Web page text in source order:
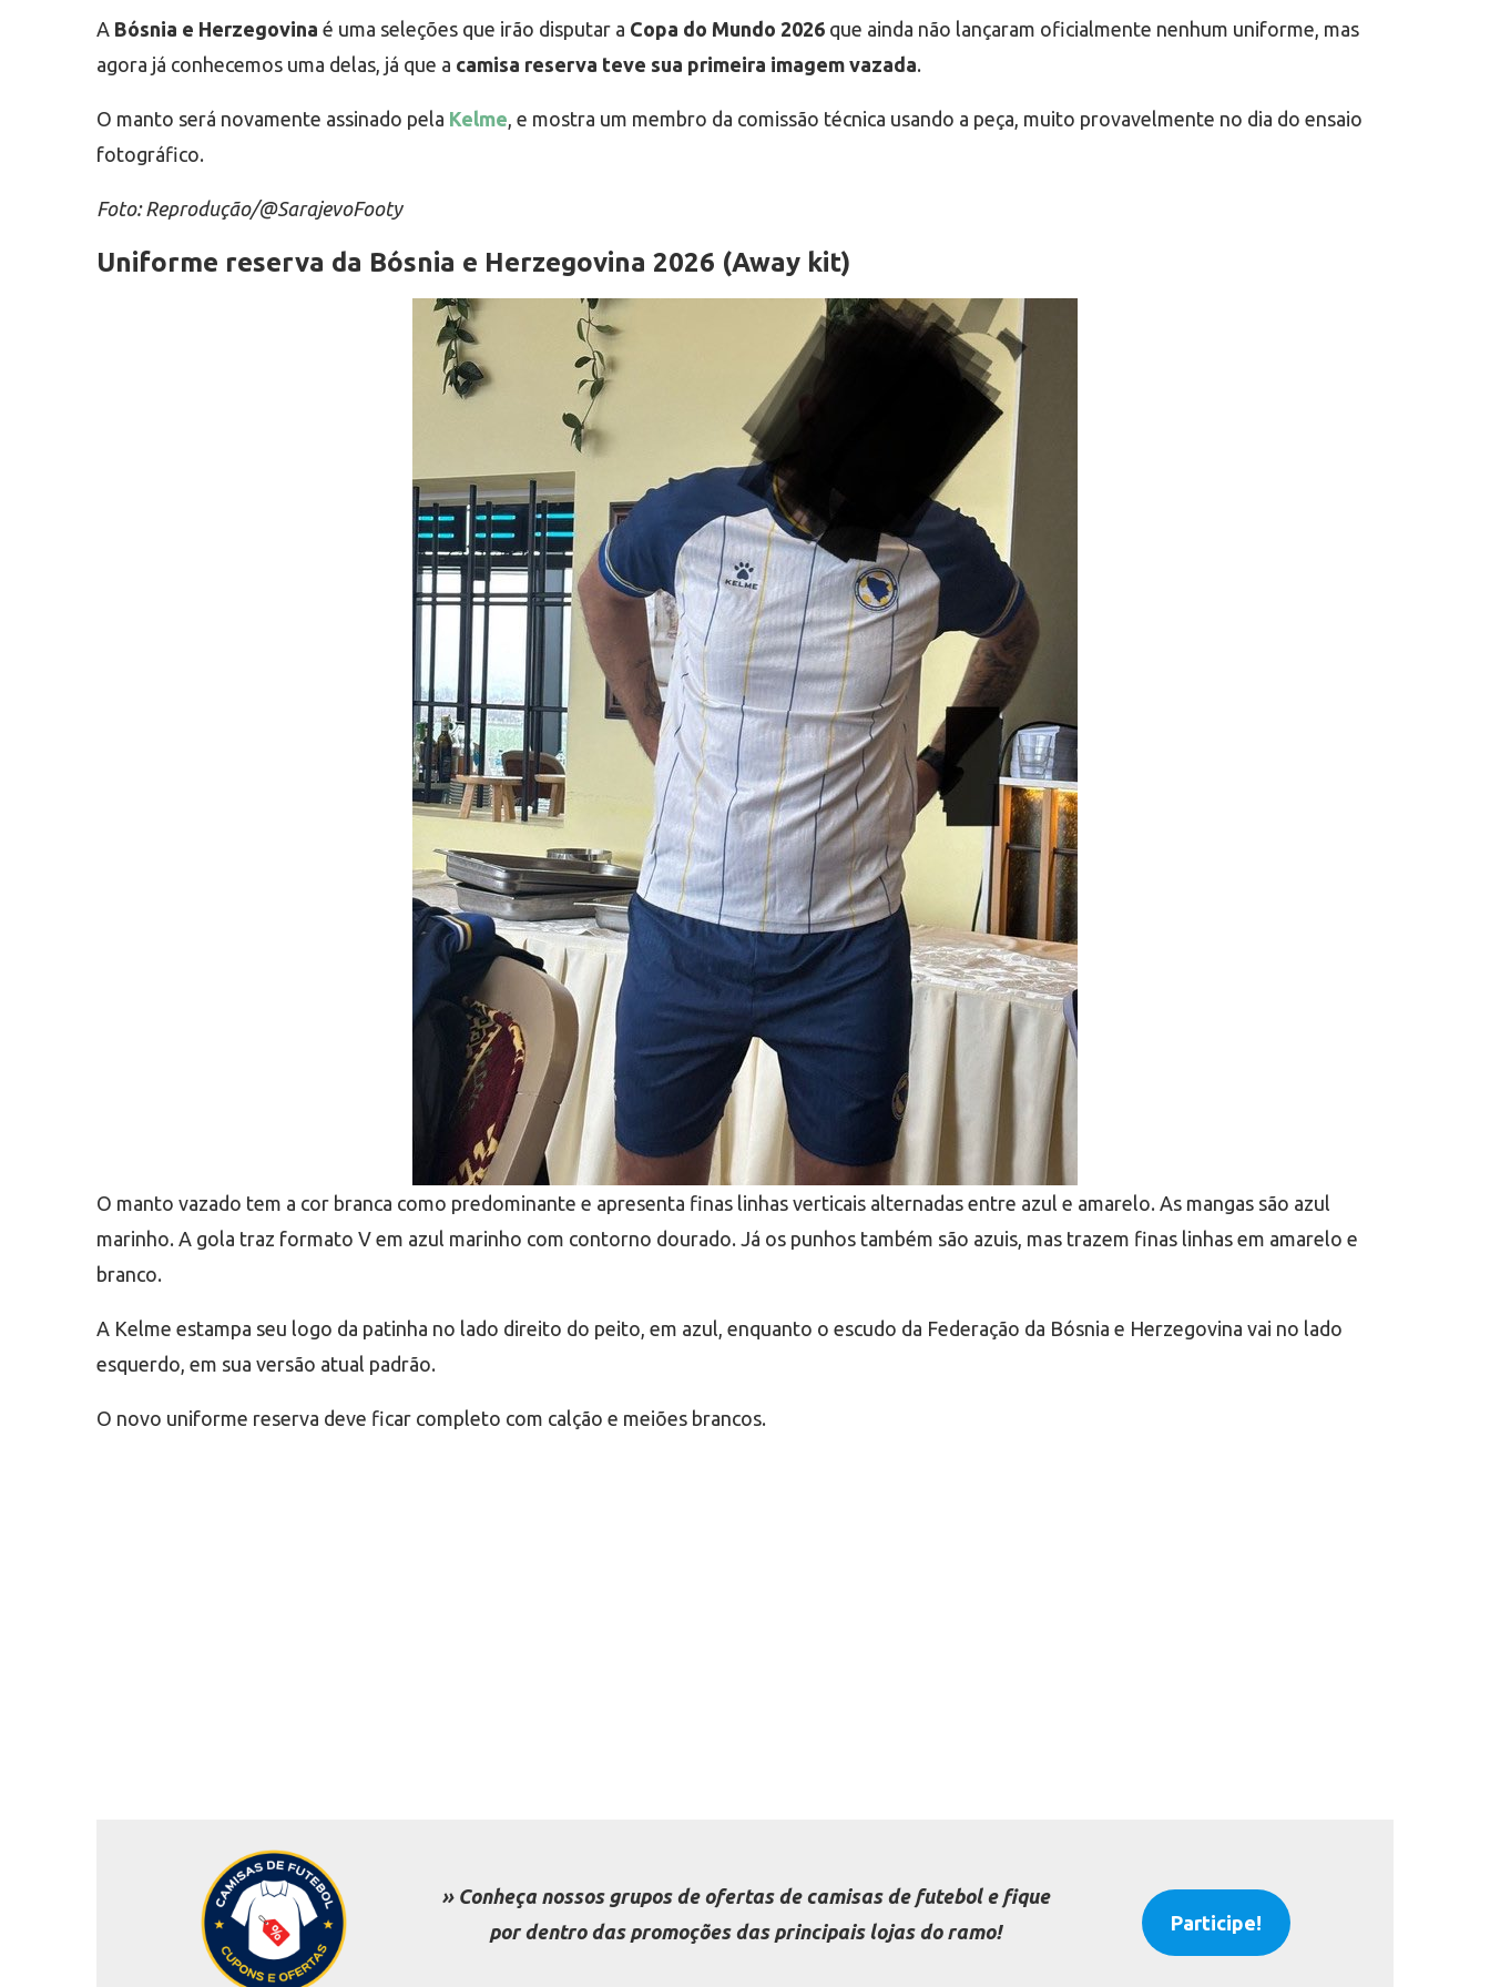
A Bósnia e Herzegovina é uma seleções que irão disputar a Copa do Mundo 2026 que ainda não lançaram oficialmente nenhum uniforme, mas
agora já conhecemos uma delas, já que a camisa reserva teve sua primeira imagem vazada.
O manto será novamente assinado pela Kelme, e mostra um membro da comissão técnica usando a peça, muito provavelmente no dia do ensaio
fotográfico.
Foto: Reprodução/@SarajevoFooty
Uniforme reserva da Bósnia e Herzegovina 2026 (Away kit)
O manto vazado tem a cor branca como predominante e apresenta finas linhas verticais alternadas entre azul e amarelo. As mangas são azul
marinho. A gola traz formato V em azul marinho com contorno dourado. Já os punhos também são azuis, mas trazem finas linhas em amarelo e
branco.
A Kelme estampa seu logo da patinha no lado direito do peito, em azul, enquanto o escudo da Federação da Bósnia e Herzegovina vai no lado
esquerdo, em sua versão atual padrão.
O novo uniforme reserva deve ficar completo com calção e meiões brancos.
» Conheça nossos grupos de ofertas de camisas de futebol e fique
por dentro das promoções das principais lojas do ramo!
Participe!